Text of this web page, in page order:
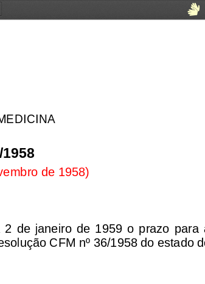
de 1958)
de  janeiro  de  1959  o  prazo  para
CFM nº 36/1958 do estado